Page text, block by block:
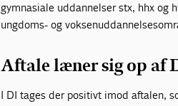
gymnasiale uddannelser stx, hhx
ungdoms- og
Aftale læner sig op af
I DI tages der positivt imod aftalen,